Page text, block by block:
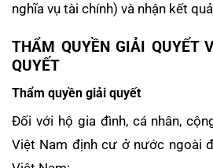
nghĩa vụ tài chính) và nhận kết
THẨM QUYỀN GIẢI QUYẾT
QUYẾT
Thẩm quyền giải quyết
Đối với hộ gia đình, cá nhân,
Việt Nam định cư ở nước ngoài